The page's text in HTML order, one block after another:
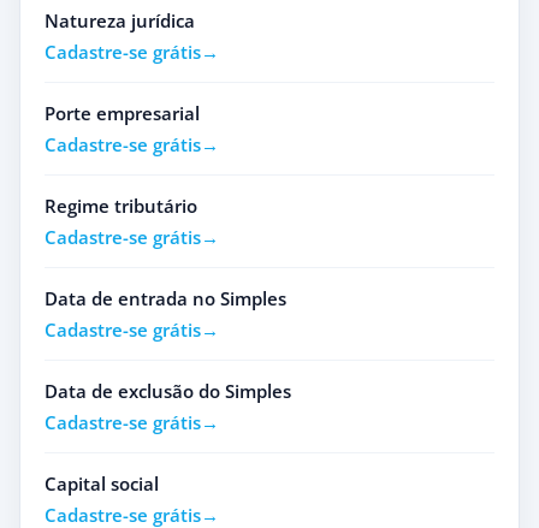
Natureza jurídica
Cadastre-se grátis
Porte empresarial
Cadastre-se grátis
Regime tributário
Cadastre-se grátis
Data de entrada no Simples
Cadastre-se grátis
Data de exclusão do Simples
Cadastre-se grátis
Capital social
Cadastre-se grátis